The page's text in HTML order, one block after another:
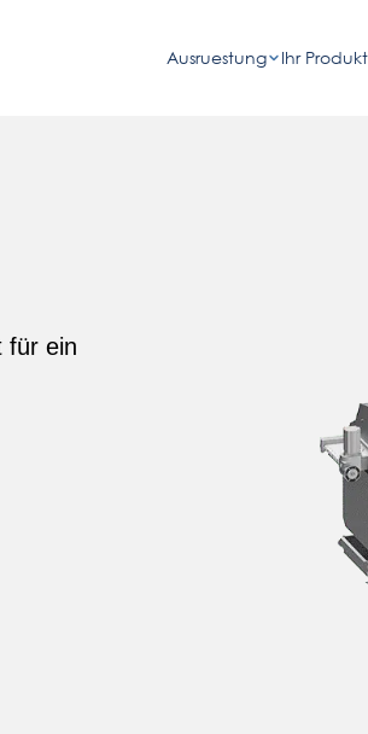
Ausruestung Ihr Produkt
für ein